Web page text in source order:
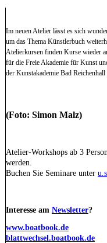
Im neuen Atelier lässt es sich
um das Thema Künstlerbuch
Atelierkursen finden Kurse wieder
für die Freie Akademie für Kunst
der Kunstakademie Bad
(Foto: Simon Malz)
Atelier-Workshops ab 3
werden.
Buchen Sie Seminare unter
Interesse am Newsletter?
www.boatbook.de
blattwechsel.boatbook.de